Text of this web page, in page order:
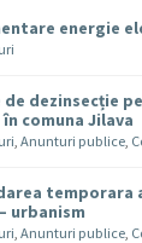
energie
de dezinsecție
comuna Jilava
, Anunturi publice,
urbanism
, Anunturi publice,